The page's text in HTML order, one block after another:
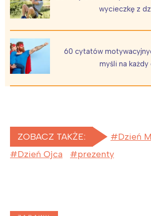
wycieczkę z
60 cytatów
myśli na
ZOBACZ TAKŻE:
Dzień
Dzień Ojca
prezenty